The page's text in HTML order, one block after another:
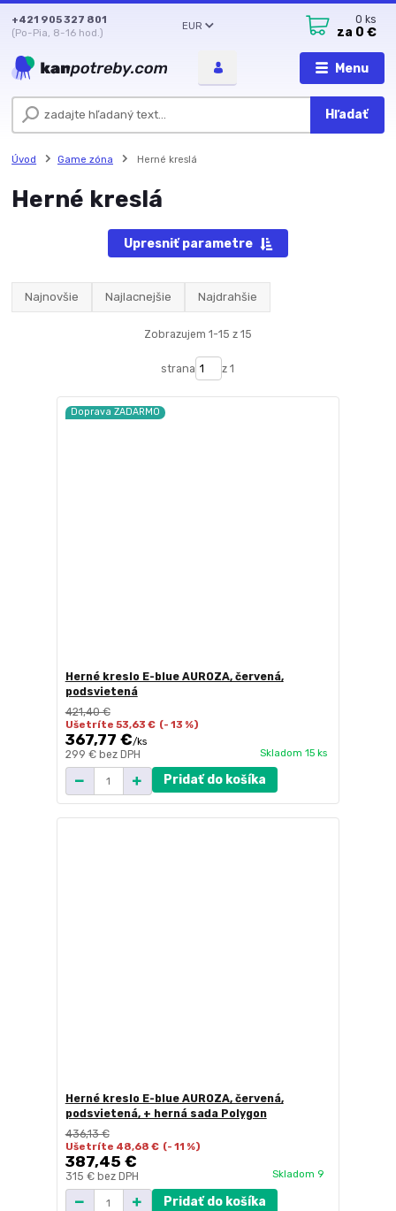
Menu
EUR
Hľadať
+421 905 327 801
(Po-Pia, 8-16 hod.)
0 ks
za 0 €
Úvod Game zóna Herné kreslá
Herné kreslá
Upresniť parametre
Najnovšie Najlacnejšie Najdrahšie
Zobrazujem 1-15 z 15
strana z 1
Doprava ZADARMO
Herné kreslo E-blue AUROZA, červená,
podsvietená
421,40 €
Ušetríte 53,63 € (- 13 %)
367,77 €/ks
299 € bez DPH Skladom 15 ks
Pridať do košíka
Herné kreslo E-blue AUROZA, červená,
podsvietená, + herná sada Polygon
436,13 €
Ušetríte 48,68 € (- 11 %)
387,45 €
315 € bez DPH Skladom 9
Pridať do košíka